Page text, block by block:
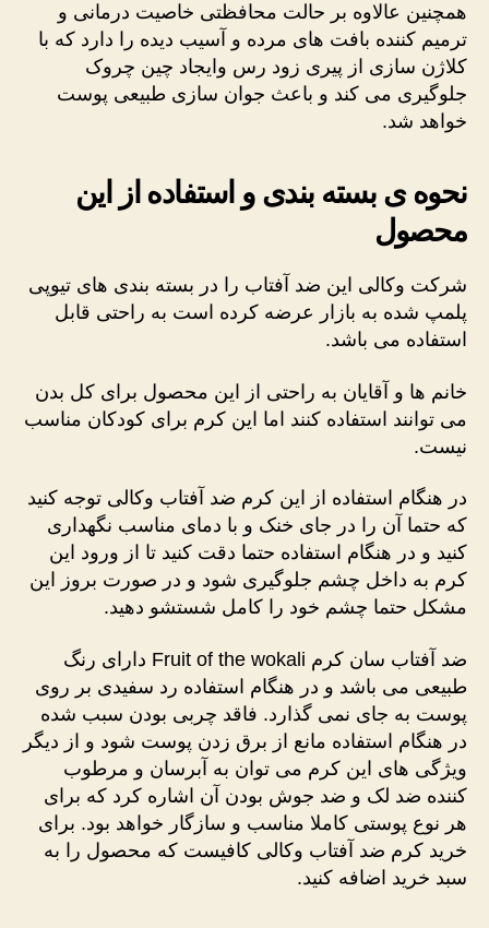
همچنین عالاوه بر حالت محافظتی خاصیت درمانی و
ترمیم کننده بافت های مرده و آسیب دیده را دارد که با
کلاژن سازی از پیری زود رس وایجاد چین چروک
جلوگیری می کند و باعث جوان سازی طبیعی پوست
خواهد شد.
نحوه ی بسته بندی و استفاده از این
محصول
شرکت وکالی این ضد آفتاب را در بسته بندی های تیوپی
پلمپ شده به بازار عرضه کرده است به راحتی قابل
استفاده می باشد.
خانم ها و آقایان به راحتی از این محصول برای کل بدن
می توانند استفاده کنند اما این کرم برای کودکان مناسب
نیست.
در هنگام استفاده از این کرم ضد آفتاب وکالی توجه کنید
که حتما آن را در جای خنک و با دمای مناسب نگهداری
کنید و در هنگام استفاده حتما دقت کنید تا از ورود این
کرم به داخل چشم جلوگیری شود و در صورت بروز این
مشکل حتما چشم خود را کامل شستشو دهید.
ضد آفتاب سان کرم Fruit of the wokali دارای رنگ
طبیعی می باشد و در هنگام استفاده رد سفیدی بر روی
پوست به جای نمی گذارد. فاقد چربی بودن سبب شده
در هنگام استفاده مانع از برق زدن پوست شود و از دیگر
ویژگی های این کرم می توان به آبرسان و مرطوب
کننده ضد لک و ضد جوش بودن آن اشاره کرد که برای
هر نوع پوستی کاملا مناسب و سازگار خواهد بود. برای
خرید کرم ضد آفتاب وکالی کافیست که محصول را به
سبد خرید اضافه کنید.